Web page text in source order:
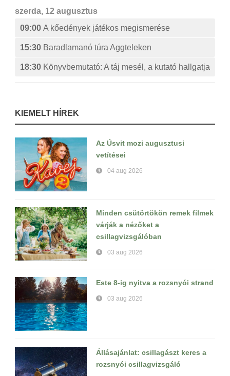
szerda, 12 augusztus
09:00 A kőedények játékos megismerése
15:30 Baradlamanó túra Aggteleken
18:30 Könyvbemutató: A táj mesél, a kutató hallgatja
KIEMELT HÍREK
Az Úsvit mozi augusztusi
vetítései
04 aug 2026
Minden csütörtökön remek filmek
várják a nézőket a
csillagvizsgálóban
03 aug 2026
Este 8-ig nyitva a rozsnyói strand
03 aug 2026
Állásajánlat: csillagászt keres a
rozsnyói csillagvizsgáló